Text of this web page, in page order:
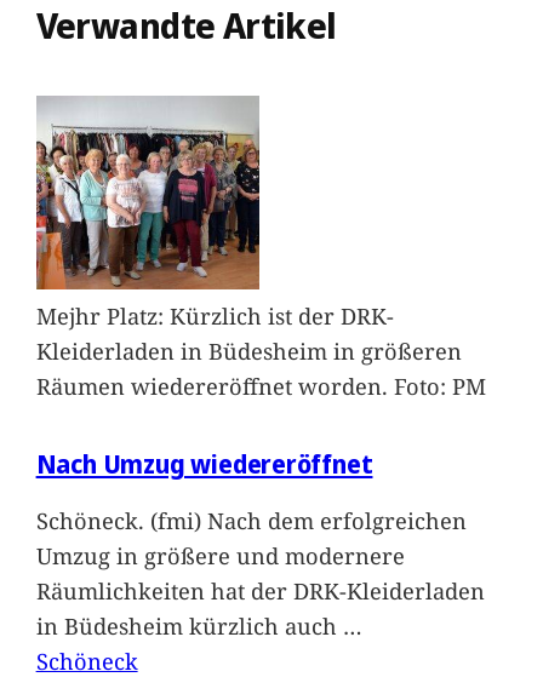
Verwandte Artikel
Mejhr Platz: Kürzlich ist der DRK-
Kleiderladen in Büdesheim in größeren
Räumen wiedereröffnet worden. Foto: PM
Nach Umzug wiedereröffnet
Schöneck. (fmi) Nach dem erfolgreichen
Umzug in größere und modernere
Räumlichkeiten hat der DRK-Kleiderladen
in Büdesheim kürzlich auch …
Schöneck